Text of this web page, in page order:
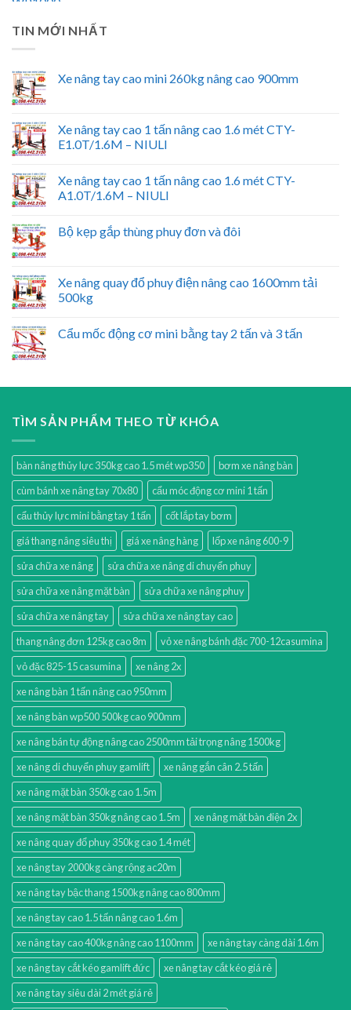
TIN MỚI NHẤT
Xe nâng tay cao mini 260kg nâng cao 900mm
Xe nâng tay cao 1 tấn nâng cao 1.6 mét CTY-
E1.0T/1.6M – NIULI
Xe nâng tay cao 1 tấn nâng cao 1.6 mét CTY-
A1.0T/1.6M – NIULI
Bộ kẹp gắp thùng phuy đơn và đôi
Xe nâng quay đổ phuy điện nâng cao 1600mm tải
500kg
Cẩu mốc động cơ mini bằng tay 2 tấn và 3 tấn
TÌM SẢN PHẨM THEO TỪ KHÓA
bàn nâng thủy lực 350kg cao 1.5 mét wp350
bơm xe nâng bàn
cùm bánh xe nâng tay 70x80
cẩu móc động cơ mini 1 tấn
cẩu thủy lực mini bằng tay 1 tấn
cốt lắp tay bơm
giá thang nâng siêu thị
giá xe nâng hàng
lốp xe nâng 600-9
sửa chữa xe nâng
sửa chữa xe nâng di chuyển phuy
sửa chữa xe nâng mặt bàn
sửa chữa xe nâng phuy
sửa chữa xe nâng tay
sửa chữa xe nâng tay cao
thang nâng đơn 125kg cao 8m
vỏ xe nâng bánh đặc 700-12casumina
vỏ đặc 825-15 casumina
xe nâng 2x
xe nâng bàn 1 tấn nâng cao 950mm
xe nâng bàn wp500 500kg cao 900mm
xe nâng bán tự động nâng cao 2500mm tải trọng nâng 1500kg
xe nâng di chuyển phuy gamlift
xe nâng gắn cân 2.5 tấn
xe nâng mặt bàn 350kg cao 1.5m
xe nâng mặt bàn 350kg nâng cao 1.5m
xe nâng mặt bàn điện 2x
xe nâng quay đổ phuy 350kg cao 1.4 mét
xe nâng tay 2000kg càng rộng ac20m
xe nâng tay bậc thang 1500kg nâng cao 800mm
xe nâng tay cao 1.5 tấn nâng cao 1.6m
xe nâng tay cao 400kg nâng cao 1100mm
xe nâng tay càng dài 1.6m
xe nâng tay cắt kéo gamlift đức
xe nâng tay cắt kéo giá rẻ
xe nâng tay siêu dài 2 mét giá rẻ